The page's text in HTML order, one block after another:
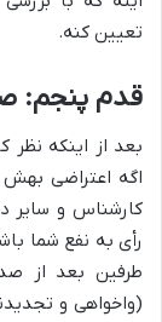
تعیین کنه.
قدم پنجم:
بعد از اینکه نظر
اگه اعتراضی بهش
کارشناس و سایر
رأی به نفع شما
طرفین بعد از
(واخواهی و